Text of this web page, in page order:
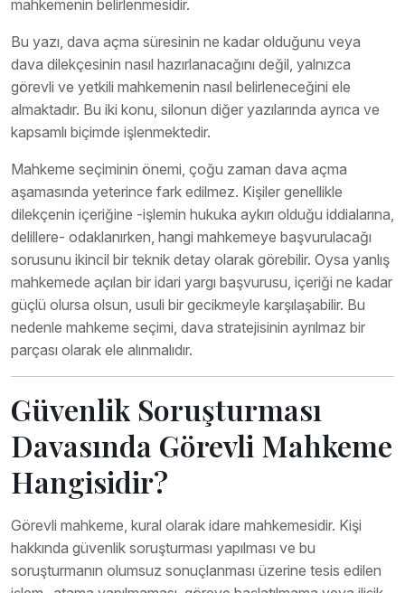
mahkemenin belirlenmesidir.
Bu yazı, dava açma süresinin ne kadar olduğunu veya
dava dilekçesinin nasıl hazırlanacağını değil, yalnızca
görevli ve yetkili mahkemenin nasıl belirleneceğini ele
almaktadır. Bu iki konu, silonun diğer yazılarında ayrıca ve
kapsamlı biçimde işlenmektedir.
Mahkeme seçiminin önemi, çoğu zaman dava açma
aşamasında yeterince fark edilmez. Kişiler genellikle
dilekçenin içeriğine -işlemin hukuka aykırı olduğu iddialarına,
delillere- odaklanırken, hangi mahkemeye başvurulacağı
sorusunu ikincil bir teknik detay olarak görebilir. Oysa yanlış
mahkemede açılan bir idari yargı başvurusu, içeriği ne kadar
güçlü olursa olsun, usuli bir gecikmeyle karşılaşabilir. Bu
nedenle mahkeme seçimi, dava stratejisinin ayrılmaz bir
parçası olarak ele alınmalıdır.
Güvenlik Soruşturması
Davasında Görevli Mahkeme
Hangisidir?
Görevli mahkeme, kural olarak idare mahkemesidir. Kişi
hakkında güvenlik soruşturması yapılması ve bu
soruşturmanın olumsuz sonuçlanması üzerine tesis edilen